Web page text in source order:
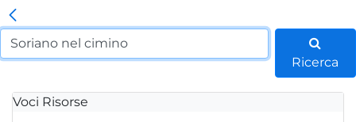
Ricerca
Voci Risorse